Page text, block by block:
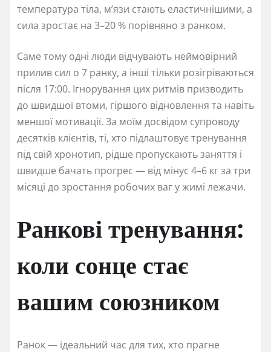
температура тіла, м’язи стають еластичнішими, а
сила зростає на 3–20 % порівняно з ранком.
Саме тому одні люди відчувають неймовірний
прилив сил о 7 ранку, а інші тільки розігріваються
після 17:00. Ігнорування цих ритмів призводить
до швидшої втоми, гіршого відновлення та навіть
меншої мотивації. За моїм досвідом супроводу
десятків клієнтів, ті, хто підлаштовує тренування
під свій хронотип, рідше пропускають заняття і
швидше бачать прогрес — від мінус 4–6 кг за три
місяці до зростання робочих ваг у жимі лежачи.
Ранкові тренування:
коли сонце стає
вашим союзником
Ранок — ідеальний час для тих, хто прагне